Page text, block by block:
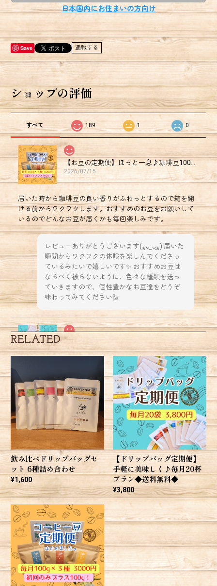
日本国内にお住まいの方向け
Save 通報する
ショップの評価
すべて 189 1 0
2026/07/15
届いた時から珈琲豆の良い香りがふわっとするので箱を開
ける前からワクワクします。おすすめのお豆をお願いして
いるのでどんなお豆が届くかも毎回楽しみです。
レビューありがとうございます(⁎ᴗ͈ˬᴗ͈⁎) 届いた
瞬間からワクワクの体験を楽しんでくださっ
ているみたいで嬉しいです✨️ おすすめお豆は
なるべく被らないように、色々な種類を送っ
ていきますので、個性豊かなお豆達をどうぞ
味わってみてください🙋
2026/07/13
いつも美味しいコーヒーありがとうございます。 とても香
りがよく、そしていろいろな国のコーヒーを楽しめて毎日
美味しい時間を持てています。 時々お茶に尋ねてくれる友
達も、コーヒーのリクエストをします。 これからも、美味
しいコーヒー楽しみにしています。よろしくお願いしま
す。
レビューありがとうございます(⁎ᴗ͈ˬᴗ͈⁎) こちら
こそいつもたくさん、そして楽しんで飲んで
いただけている様子が伝わってきて、とても
嬉しいです*.(๓´͈ ˘ `͈๓).* お友達さんとのお茶会
いいですね♪コーヒーでほっこりした時間を
過ごしていただけたなら幸いです✨️こちらこそ
今後ともどうぞよろしくお願いいたします
(❁ᴗ͈ˬᴗ͈)
デカフェ 100g メキシコ チアパス
2026/07/10
RELATED
飲み比べドリップバッグセ
ット 6種詰め合わせ
¥1,600
【ドリップバッグ定期便】
手軽に美味しく♪毎月20杯
プラン◆送料無料◆
¥3,800